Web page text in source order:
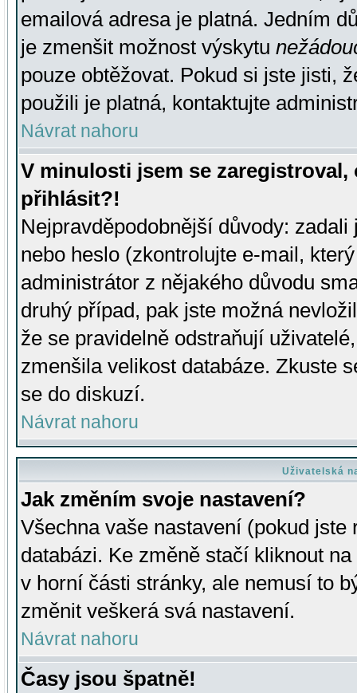
emailová adresa je platná. Jedním
je zmenšit možnost výskytu
pouze obtěžovat. Pokud si jste jisti,
použili je platná, kontaktujte
Návrat nahoru
V minulosti jsem se
přihlásit?!
Nejpravděpodobnější důvody:
nebo heslo (zkontrolujte e-mail,
administrátor z nějakého důvodu
druhý případ, pak jste možná
že se pravidelně odstraňují
zmenšila velikost databáze. Zkuste
se do diskuzí.
Návrat nahoru
Uživatelská
Jak změním svoje nastavení?
Všechna vaše nastavení (pokud
databázi. Ke změně stačí kliknout
v horní části stránky, ale nemusí to
změnit veškerá svá nastavení.
Návrat nahoru
Časy jsou špatně!